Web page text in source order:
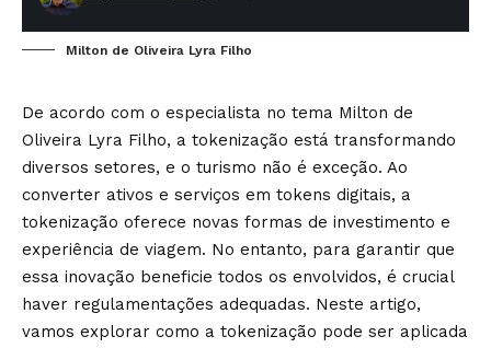
Milton de Oliveira Lyra Filho
De acordo com o especialista no tema Milton de
Oliveira Lyra Filho, a tokenização está transformando
diversos setores, e o turismo não é exceção. Ao
converter ativos e serviços em tokens digitais, a
tokenização oferece novas formas de investimento e
experiência de viagem. No entanto, para garantir que
essa inovação beneficie todos os envolvidos, é crucial
haver regulamentações adequadas. Neste artigo,
vamos explorar como a tokenização pode ser aplicada